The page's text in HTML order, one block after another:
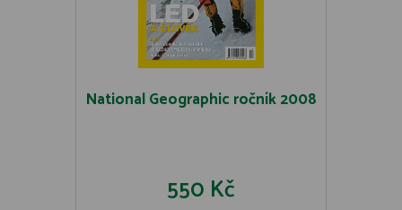
National Geographic ročník 2008
550 Kč